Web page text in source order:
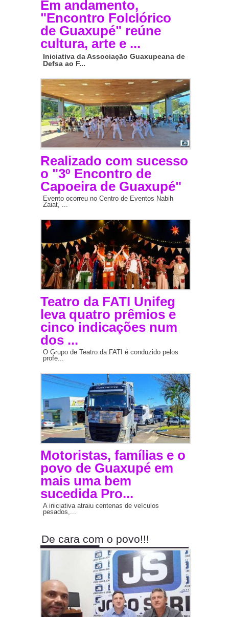
Em andamento,
"Encontro Folclórico
de Guaxupé" reúne
cultura, arte e ...
Iniciativa da Associação Guaxupeana de
Defsa ao F...
Realizado com sucesso
o "3º Encontro de
Capoeira de Guaxupé"
Evento ocorreu no Centro de Eventos Nabih
Zaiat, ...
Teatro da FATI Unifeg
leva quatro prêmios e
cinco indicações num
dos ...
O Grupo de Teatro da FATI é conduzido pelos
profe...
Motoristas, famílias e o
povo de Guaxupé em
mais uma bem
sucedida Pro...
A iniciativa atraiu centenas de veículos
pesados,...
De cara com o povo!!!